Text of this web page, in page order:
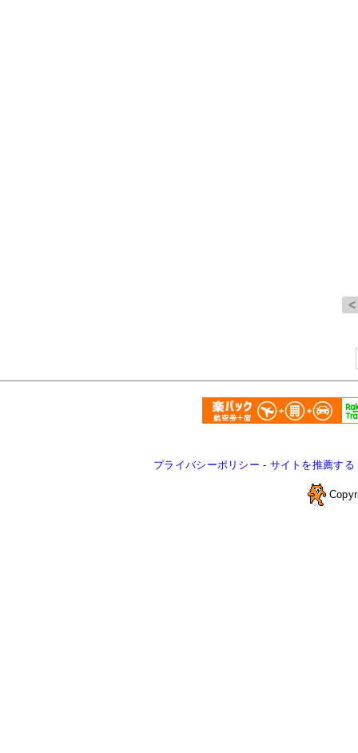
プライバシーポリシー - サイトを推薦する